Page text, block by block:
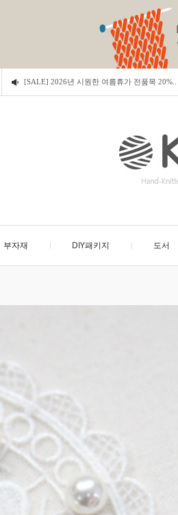
[SALE] 2026년 시원한 여름휴가 전품목 20%..
부자재 DIY패키지 도서